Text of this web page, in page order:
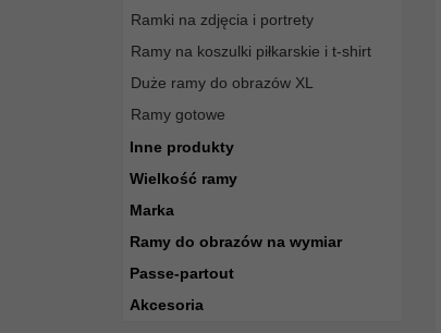
Ramki na zdjęcia i portrety
Ramy na koszulki piłkarskie i t-shirt
Duże ramy do obrazów XL
Ramy gotowe
Inne produkty
Wielkość ramy
Marka
Ramy do obrazów na wymiar
Passe-partout
Akcesoria